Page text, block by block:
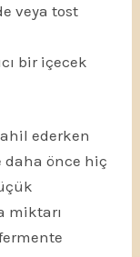
veya tost
bir içecek
ederken
önce hiç
miktarı